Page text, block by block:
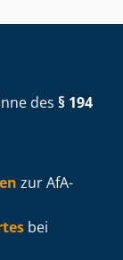
des § 194
zur AfA-
bei